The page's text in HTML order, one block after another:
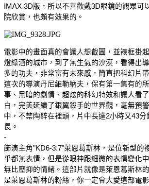
IMAX 3D版，所以不喜歡戴3D眼鏡的觀眾可
院欣賞，也頗有效果的。
電影中的畫面真的會讓人想截圖，並裱框掛
燈綠酒的城市，到了無生氣的沙漠，看得出
多的功夫，非常富有未來感，簡直把科幻片
這次的導演丹尼維勒納夫，保有第一集有的
事、黑暗的劇情、超炫的科幻特效和讓人看
白，完美延續了銀翼殺手的世界觀，毫無預
中，不禁陶醉在裡頭，片中長達2小時又43
長。
-
飾演主角"KD6-3.7"萊恩葛斯林，是位新型的
乎都無表情，但是從眼神跟細微的表情變化
無比壓抑的情緒。這部片就像是萊恩葛斯林
是萊恩葛斯林的粉絲，你一定會大愛這部電